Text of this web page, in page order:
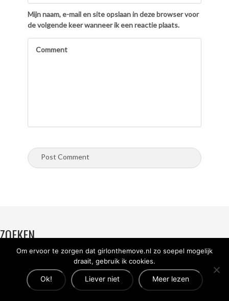
Mijn naam, e-mail en site opslaan in deze browser voor
de volgende keer wanneer ik een reactie plaats.
ZOEKEN
GIRL ON THE MOVE
Om ervoor te zorgen dat girlonthemove.nl zo soepel mogelijk
draait, gebruik ik cookies.
Ok! Liever niet Meer lezen